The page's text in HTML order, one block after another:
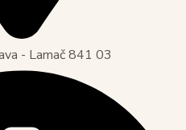
- Lamač 841 03